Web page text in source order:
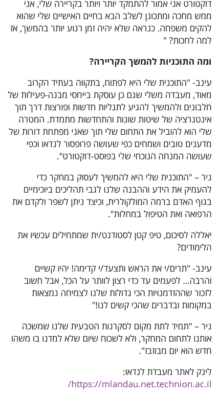
דוקטורט אני אמור להתמקד יותר ויותר בקריירה שלי, אני
ממש מחכה ומתכונן לשלב הבא בחיים האישיים שלי שהוא
להקים משפחה. כנראה שלא יהיה זמן רגוע יותר בהמשך, אז
למה לחכות? "
ומה התוכניות להמשך הקריירה?
עינב- "התוכנית שלי היא לפתוח, בתקווה בעתיד הקרוב
מאוד, מעבדה משלי שגם כן עוסקת בייחסי מבנה-פעילות של
חלבונים ולהמשיך להגיע לתגליות חדשות ופורצות דרך תוך
אינטגרציה של שיטות שונות והתחדשות מתמדת. המטרה
שלי הוא להוביל את התחום שלי תוך שאני מפתחת דורות של
מדענים טובים ושמחים כפי שעושה פרופסור לנדאו וכפי
שעושה המנחה הנוכחי שלי בפוסט-דוקטורט".
ניר – "התוכנית שלי היא להמשיך לעסוק במחקר כדי
להעמיק את הידע וההבנה שלנו לגבי תהליכים ביוכימיים
בגוף האדם ברמה המולקולרית, וכיצד ניתן לשפר ולקדם את
הרפואה ואת הטיפול במחלות".
יאללה לסיכום, טיפ קטן לסטודנט/ית שמתחילים עכשיו את
הלימודים?
עינב- "תרים/י את הראש ותצעד/י קדימה! יהיו קשיים
והרבה… לפעמים עד כדי רצון לוותר על הכל, אבל חשוב
לזכור שההזדמנויות הכי גדולות שלנו לצמיחה נמצאות
במקומות ובדברים שהכי קשים לנו!"
ניר – "תמיד לתת מקום לסקרנות הטבעית שלנו שמשכה
אותנו לתחום המחקר, ולא לשכוח שיום שלא למדנו בו משהו
חדש הוא יום מבוזבז".
לינק לאתר מעבדת לנדאו:
https://mlandau.net.technion.ac.il/